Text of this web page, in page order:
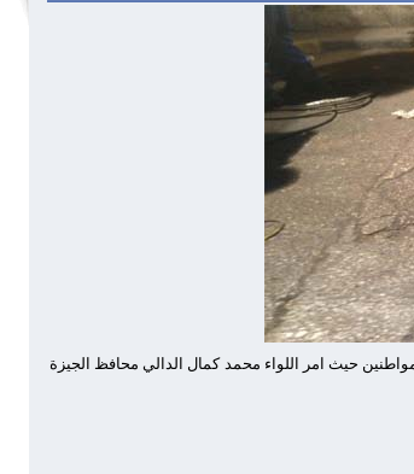
حيث امر اللواء محمد كمال الدالي محافظ الجيزة